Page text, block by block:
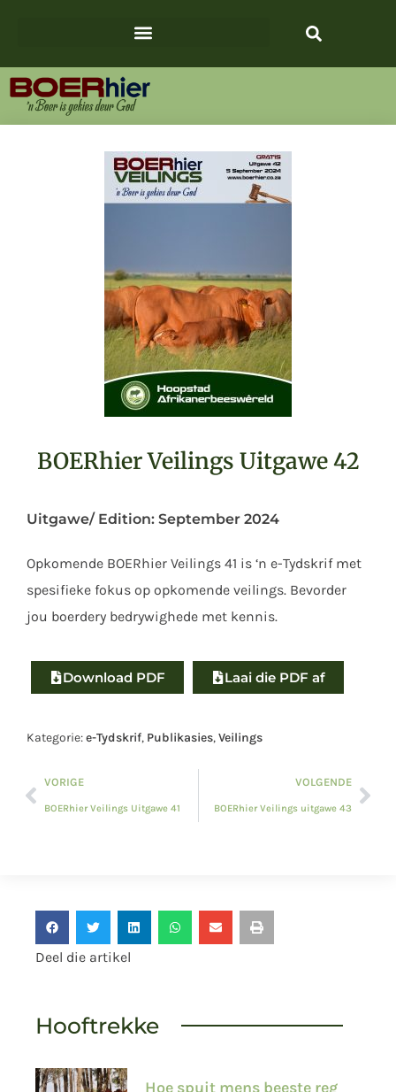
BOERhier Veilings Uitgawe 42
Uitgawe/ Edition: September 2024
Opkomende BOERhier Veilings 41 is ‘n e-Tydskrif met
spesifieke fokus op opkomende veilings. Bevorder
jou boerdery bedrywighede met kennis.
Download PDF Laai die PDF af
Kategorie:e-Tydskrif, Publikasies,Veilings
VORIGE
BOERhier Veilings Uitgawe 41
VOLGENDE
BOERhier Veilings uitgawe 43
Deel die artikel
Hooftrekke
Hoe spuit mens beeste reg